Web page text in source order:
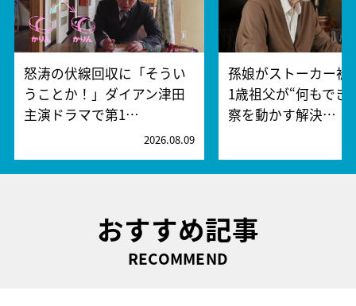
怒涛の伏線回収に「そうい
うことか！」ダイアン津田
主演ドラマで第1…
2026.08.09
孫娘がストーカー
1歳祖父が“何もでき
察を動かす解決…
おすすめ記事
RECOMMEND